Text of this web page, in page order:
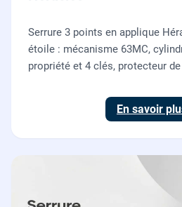
Serrure 3 points en applique
étoile : mécanisme 63MC,
propriété et 4 clés, protecteur
renforcer une porte d'entrée
En savoir